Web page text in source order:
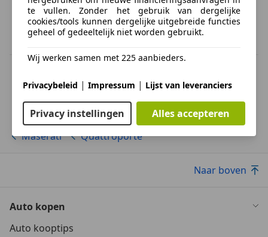
Specificatie van de fabrikant voor nieuwe voertuigen. Afhankelijk van de
kilometerstand, het rijgedrag, de leeftijd van de batterij en het
laadgedrag, kan de radius van occasies aanzienlijk variëren.
Maserati Quattroporte
Naar boven
Auto kopen
Auto kooptips
te vullen. Zonder het gebruik van dergelijke
cookies/tools kunnen dergelijke uitgebreide functies
geheel of gedeeltelijk niet worden gebruikt.
Wij werken samen met 225 aanbieders.
Privacybeleid | Impressum | Lijst van leveranciers
Privacy instellingen Alles accepteren